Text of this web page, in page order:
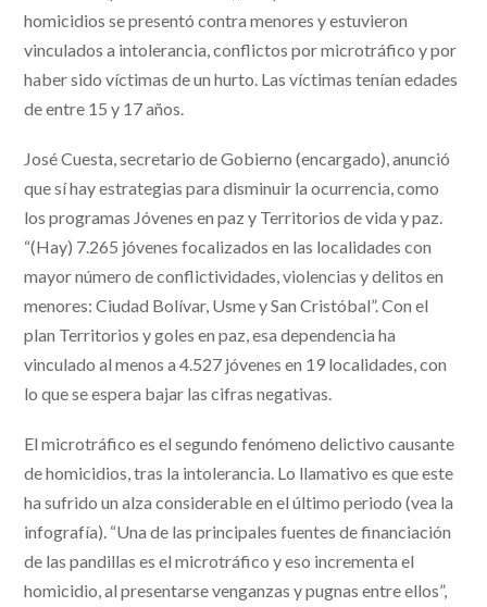
homicidios se presentó contra menores y estuvieron
vinculados a intolerancia, conflictos por microtráfico y por
haber sido víctimas de un hurto. Las víctimas tenían edades
de entre 15 y 17 años.
José Cuesta, secretario de Gobierno (encargado), anunció
que sí hay estrategias para disminuir la ocurrencia, como
los programas Jóvenes en paz y Territorios de vida y paz.
“(Hay) 7.265 jóvenes focalizados en las localidades con
mayor número de conflictividades, violencias y delitos en
menores: Ciudad Bolívar, Usme y San Cristóbal”. Con el
plan Territorios y goles en paz, esa dependencia ha
vinculado al menos a 4.527 jóvenes en 19 localidades, con
lo que se espera bajar las cifras negativas.
El microtráfico es el segundo fenómeno delictivo causante
de homicidios, tras la intolerancia. Lo llamativo es que este
ha sufrido un alza considerable en el último periodo (vea la
infografía). “Una de las principales fuentes de financiación
de las pandillas es el microtráfico y eso incrementa el
homicidio, al presentarse venganzas y pugnas entre ellos”,